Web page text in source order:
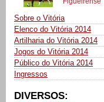
Sobre o Vitória
Elenco do Vitória 2014
Artilharia do Vitória 2014
Jogos do Vitória 2014
Público do Vitória 2014
Ingressos
DIVERSOS: